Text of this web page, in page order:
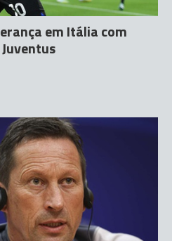
em Itália com